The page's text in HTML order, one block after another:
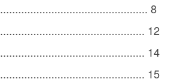
8
12
14
15